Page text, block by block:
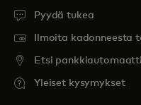
Pyydä tukea
Ilmoita kadonneesta
Etsi pankkiautomaatti
Yleiset kysymykset